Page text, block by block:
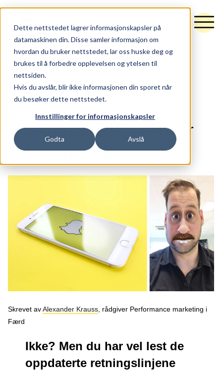
Dette nettstedet lagrer informasjonskapsler på
datamaskinen din. Disse samler informasjon om
hvordan du bruker nettstedet, lar oss huske deg og
brukes til å forbedre opplevelsen og ytelsen til
nettsiden.
Hvis du avslår, blir ikke informasjonen din sporet når
du besøker dette nettstedet.
Innstillinger for informasjonskapsler
Godta Avslå
Tjenester
Idé og utforming
Synlighet og vekst
Nytt
Podcast
Om oss
Nyhetsbrev
EN
FORSIDEN NYTT
Visste du at Snapchat eier
alt du legger ut?
Skrevet avAlexander Krauss , rådgiver Performance marketing i
Færd
Ikke? Men du har vel lest de
oppdaterte retningslinjene